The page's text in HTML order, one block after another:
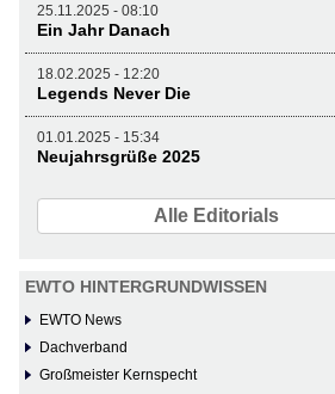
25.11.2025 - 08:10
Ein Jahr Danach
18.02.2025 - 12:20
Legends Never Die
01.01.2025 - 15:34
Neujahrsgrüße 2025
Alle Editorials
EWTO HINTERGRUNDWISSEN
EWTO News
Dachverband
Großmeister Kernspecht